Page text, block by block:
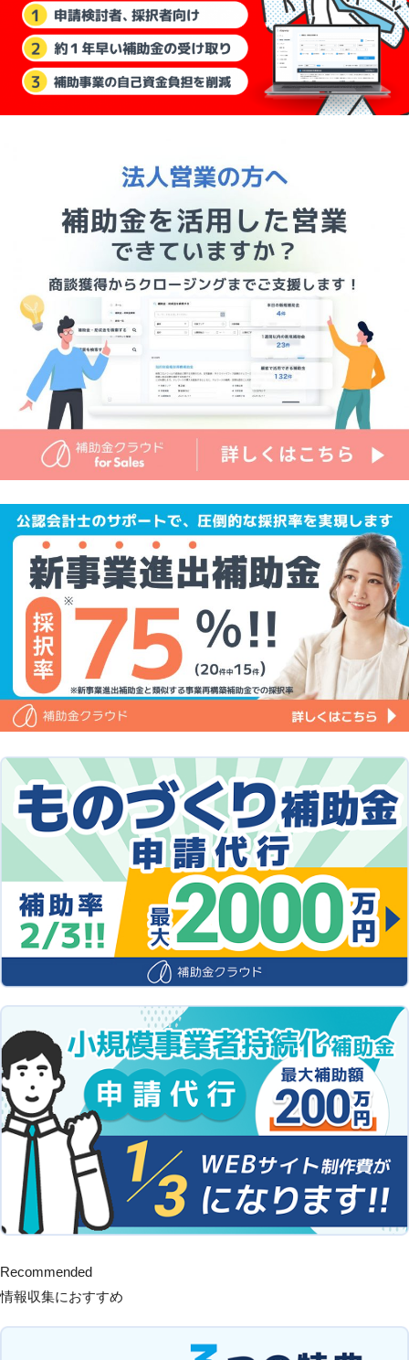
Recommended
情報収集におすすめ